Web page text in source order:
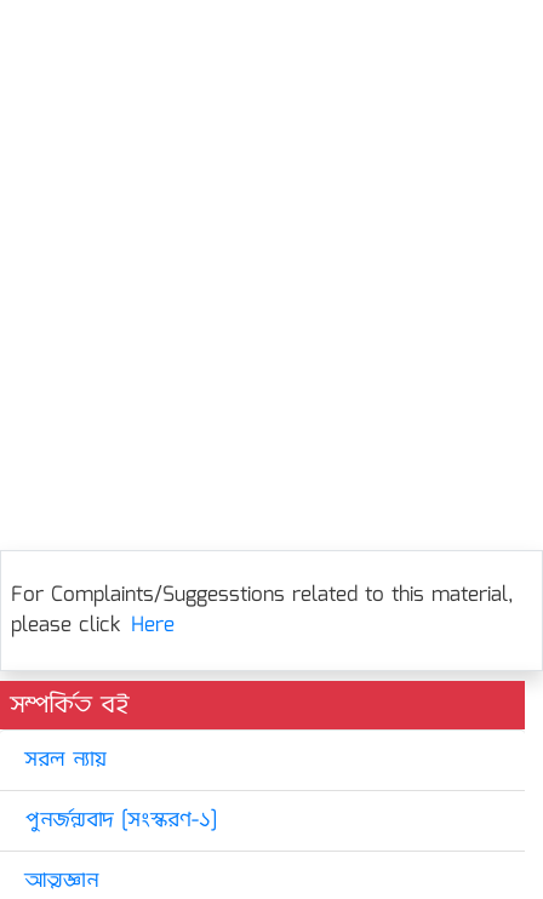
For Complaints/Suggesstions related to this material,
please click Here
সম্পর্কিত বই
সরল ন্যায়
পুনর্জন্মবাদ [সংস্করণ-১]
আত্মজ্ঞান